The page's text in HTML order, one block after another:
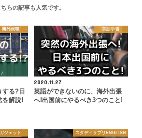
ちらの記事も人気です。
海外就職
する?日
を解説!
英語学習
2020.11.27
英語ができないのに、海外出張
へ!出国前にやるべき3つのこと!
ガジェット スタディサプリENGLISH